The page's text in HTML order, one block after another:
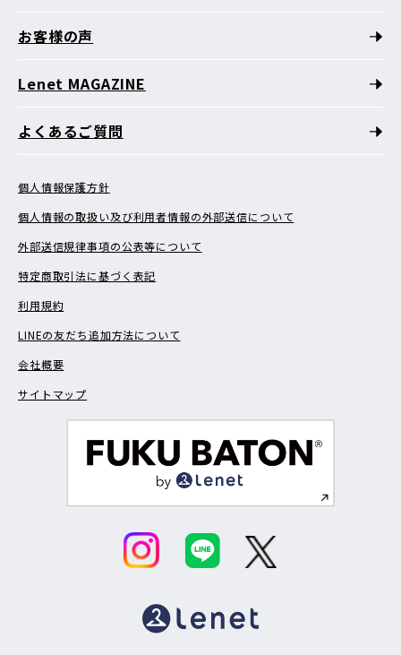
お客様の声
Lenet MAGAZINE
よくあるご質問
個人情報保護方針
個人情報の取扱い及び利用者情報の外部送信について
外部送信規律事項の公表等について
特定商取引法に基づく表記
利用規約
LINEの友だち追加方法について
会社概要
サイトマップ